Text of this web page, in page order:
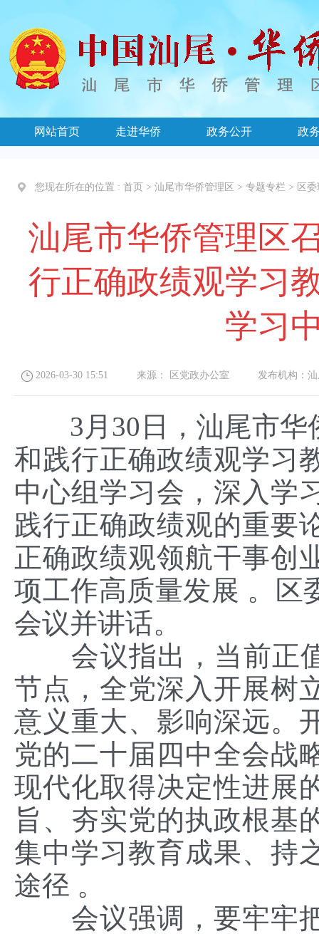
网站首页 走进华侨 政务公开 政
您现在所在的位置 : 首页 > 汕尾市华侨管理区 > 专题专栏 > 区
汕尾市华侨管理区
行正确政绩观学习
学习
2026-03-30 15:51 来源： 区党政办公室 发布机构：
3月30日，汕尾市
和践行正确政绩观学习
中心组学习会，深入学
践行正确政绩观的重要
正确政绩观领航干事创
项工作高质量发展 。区
会议并讲话。
会议指出，当前正
节点，全党深入开展树
意义重大、影响深远。
党的二十届四中全会战
现代化取得决定性进展
旨、夯实党的执政根基
集中学习教育成果、持
途径 。
会议强调，要牢牢